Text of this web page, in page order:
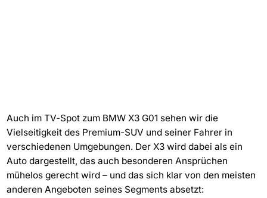
Auch im TV-Spot zum BMW X3 G01 sehen wir die
Vielseitigkeit des Premium-SUV und seiner Fahrer in
verschiedenen Umgebungen. Der X3 wird dabei als ein
Auto dargestellt, das auch besonderen Ansprüchen
mühelos gerecht wird – und das sich klar von den meisten
anderen Angeboten seines Segments absetzt: